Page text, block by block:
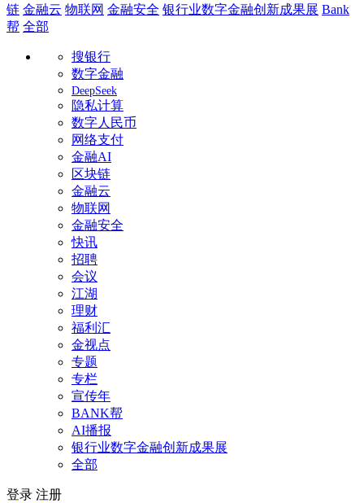
链 金融云 物联网 金融安全 银行业数字金融创新成果展 Bank
帮 全部
搜银行
数字金融
DeepSeek
隐私计算
数字人民币
网络支付
金融AI
区块链
金融云
物联网
金融安全
快讯
招聘
会议
江湖
理财
福利汇
金视点
专题
专栏
宣传年
BANK帮
AI播报
银行业数字金融创新成果展
全部
登录 注册